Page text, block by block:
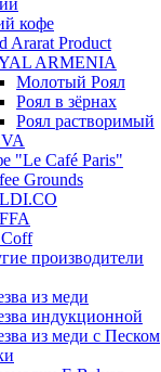
кофе
Ararat Product
ARMENIA
Молотый Роял
Роял в зёрнах
Роял растворимый
"Le Café Paris"
Grounds
производители
из меди
индукционной
из меди с Песком